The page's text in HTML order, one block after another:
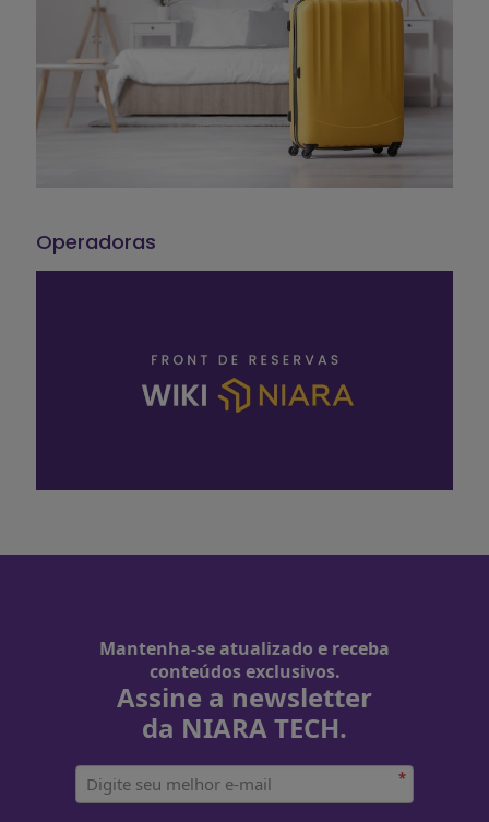
Operadoras
Mantenha-se atualizado e receba
conteúdos exclusivos.
Assine a newsletter
da NIARA TECH.
*